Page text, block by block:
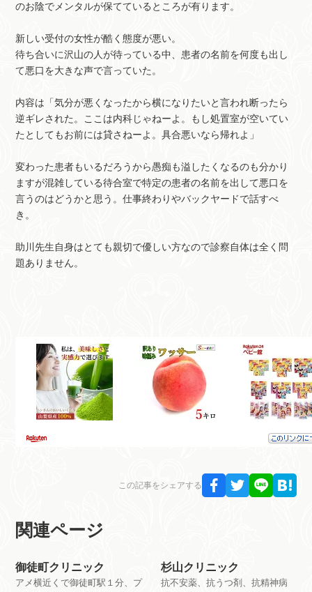
のお陰でメンタルが保てているところが有ります。
新しい受付の女性が酷く態度が悪い。
待ち合いに沢山の人が待っている中、患者の名前を何度も出し
て悪口を大きな声で言っていた。
内容は「気分が悪くなったから横になりたいと言われ断ったら
逆ギレされた。ここは内科じゃねーよ。もし処置室が空いてい
たとしてもお前には貸さねーよ。具合悪いなら帰れよ」
変わった患者もいるだろうから愚痴も溢したくなるのも分かり
ますが混雑している待合室で特定の患者の名前を出して悪口を
言うのはどうかと思う。仕事終わりやバックヤードで話すべ
き。
助川先生自身はとても親切で優しい方なので診察自体は全く問
題ありません。
この記事をシェアする
関連ページ
御徒町クリニック
アメ横近くで御徒町駅１分、プ
杉山クリニック
抗不安薬、抗うつ剤、抗精神病